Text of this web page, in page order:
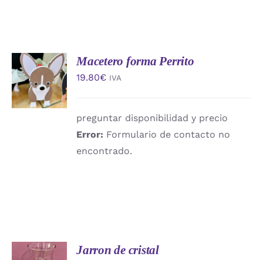
AÑADIR
AL
CARRITO
DETALLES
Macetero forma Perrito
19.80€ IVA
preguntar disponibilidad y precio
Error: Formulario de contacto no
encontrado.
AÑADIR
Jarron de cristal